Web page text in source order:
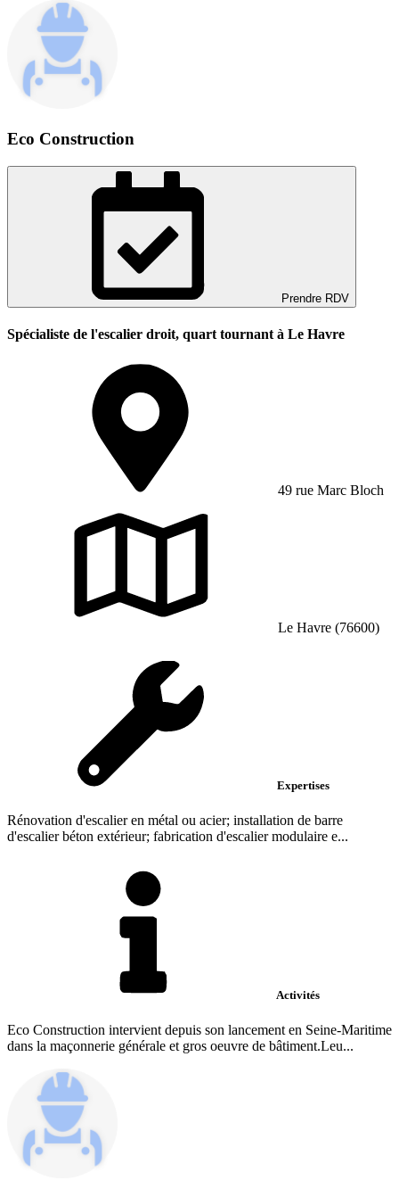
Eco Construction
Prendre RDV
Spécialiste de l'escalier droit, quart tournant à Le Havre
49 rue Marc Bloch
Le Havre (76600)
Expertises
Rénovation d'escalier en métal ou acier; installation de barre
d'escalier béton extérieur; fabrication d'escalier modulaire e...
Activités
Eco Construction intervient depuis son lancement en Seine-Maritime
dans la maçonnerie générale et gros oeuvre de bâtiment.Leu...